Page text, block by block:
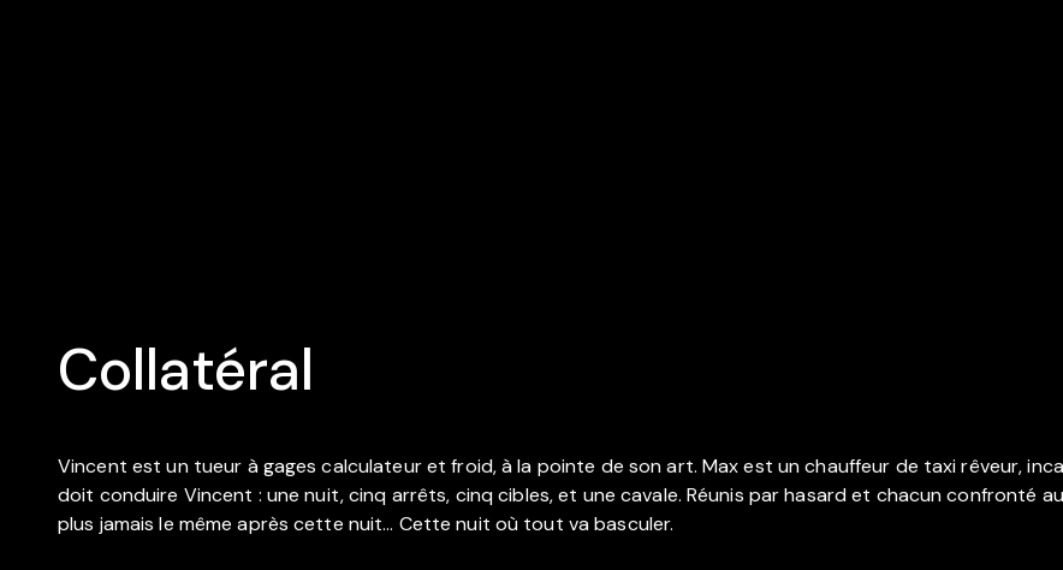
Collatéral
Vincent est un tueur à gages calculateur et froid, à la pointe de son art. Max est un chauffeur de taxi rêveur,
doit conduire Vincent : une nuit, cinq arrêts, cinq cibles, et une cavale. Réunis par hasard et chacun confronté
plus jamais le même après cette nuit… Cette nuit où tout va basculer.